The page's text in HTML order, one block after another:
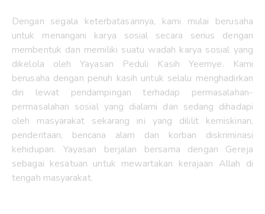
Dengan segala keterbatasannya, kami mulai berusaha
untuk menangani karya sosial secara serius dengan
membentuk dan memiliki suatu wadah karya sosial yang
dikelola oleh Yayasan Peduli Kasih Yeemye. Kami
berusaha dengan penuh kasih untuk selalu menghadirkan
diri lewat pendampingan terhadap permasalahan-
permasalahan sosial yang dialami dan sedang dihadapi
oleh masyarakat sekarang ini yang dililit kemiskinan,
penderitaan, bencana alam dan korban diskriminasi
kehidupan. Yayasan berjalan bersama dengan Gereja
sebagai kesatuan untuk mewartakan kerajaan Allah di
tengah masyarakat.